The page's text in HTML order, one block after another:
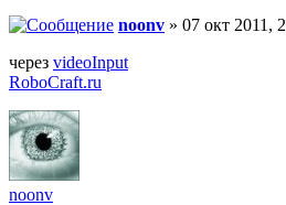
noonv » 07 окт 2011,
через videoInput
RoboCraft.ru
noonv